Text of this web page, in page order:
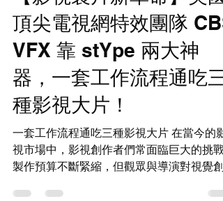
5月25日 讀畢需時 3 分鐘
Virtual Production
【影視製片新革命】美國
頂尖電視網特效團隊 CBS
VFX 靠 stYpe 兩大神
器，一套工作流程通吃三
種影視大片！